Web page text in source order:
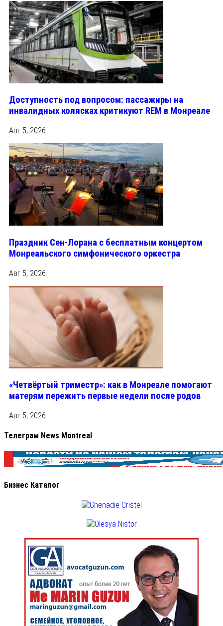
Доступность под вопросом: пассажиры на
инвалидных колясках критикуют REM в Монреале
Авг 5, 2026
Праздник Сен-Лорана с бесплатным концертом
Монреальского симфонического оркестра
Авг 5, 2026
«Четвёртый триместр»: как в Монреале помогают
матерям пережить первые недели после родов
Авг 5, 2026
Телеграм News Montreal
Бизнес Каталог